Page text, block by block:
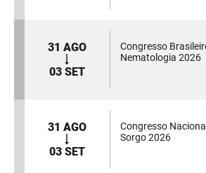
31 AGO
03 SET
Congresso
Nematologia 2026
31 AGO
03 SET
Congresso
Sorgo 2026